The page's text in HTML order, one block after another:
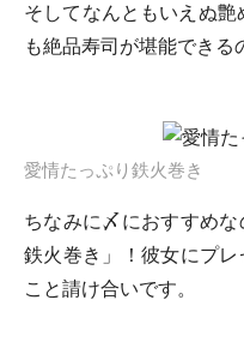
そしてなんともいえぬ
も絶品寿司が堪能できる
愛情たっぷり鉄火巻き
ちなみに〆におすすめ
鉄火巻き」！彼女にプ
こと請け合いです。